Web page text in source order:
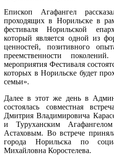
Епископ Агафангел
проходящих в Норильске в
фестиваля Норильской
который является одной из
ценностей, позитивного
преемственности
мероприятия Фестиваля
которых в Норильске будет
семьи».
Далее в этот же день в
состоялась совместная
Дмитрия Владимировича
и Туруханским
Астаховым. Во встрече
города Норильска по
Михайловна Коростелева.